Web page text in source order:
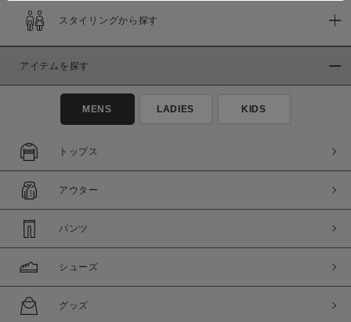
価格
～
商品タイプ
通常商品 予約商品
在庫
在庫あり 在庫なし含む
スタイリングから探す
アイテムを探す
MENS LADIES KIDS
トップス
アウター
パンツ
シューズ
グッズ